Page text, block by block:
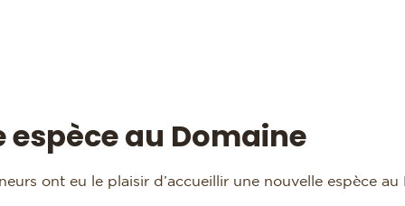
espèce au Domaine
ont eu le plaisir d’accueillir une nouvelle espèce au